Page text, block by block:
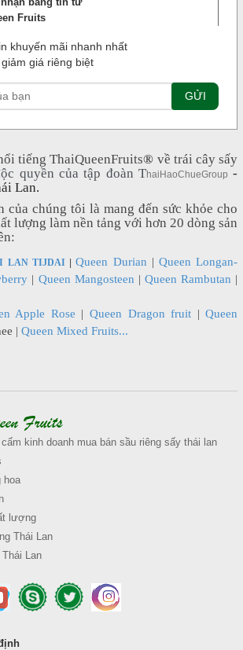
Fruits
khuyến mãi nhanh nhất
giá riêng biệt
tiếng ThaiQueenFruits® về trái cây sấy
quyền của tập đoàn ThaiHaoChueGroup -
Lan.
của chúng tôi là mang đến sức khỏe cho
lượng làm nền tảng với hơn 20 dòng sản
LAN TIJDAI |Queen Durian |Queen Longan-
| Queen Mangosteen | Queen Rambutan |
Apple Rose | Queen Dragon fruit |Queen
| Queen Mixed Fruits...
Fruits
kinh doanh mua bán sầu riêng sấy thái lan
hoa
lượng
Thái Lan
Lan